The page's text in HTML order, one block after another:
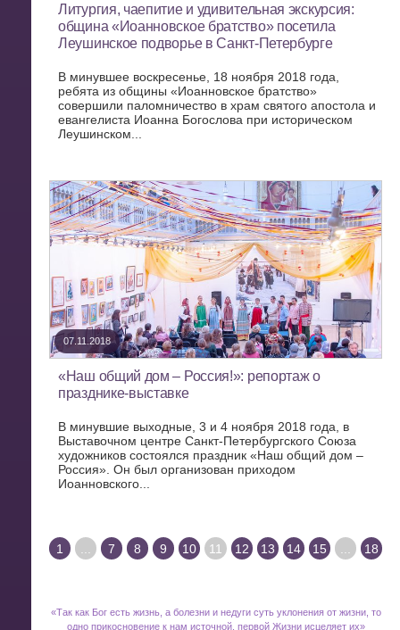
Литургия, чаепитие и удивительная экскурсия:
община «Иоанновское братство» посетила
Леушинское подворье в Санкт-Петербурге
В минувшее воскресенье, 18 ноября 2018 года,
ребята из общины «Иоанновское братство»
совершили паломничество в храм святого апостола и
евангелиста Иоанна Богослова при историческом
Леушинском...
07.11.2018
«Наш общий дом – Россия!»: репортаж о
празднике-выставке
В минувшие выходные, 3 и 4 ноября 2018 года, в
Выставочном центре Санкт-Петербургского Союза
художников состоялся праздник «Наш общий дом –
Россия». Он был организован приходом
Иоанновского...
1 7 8 9 10 11 12 13 14 15 18
«Так как Бог есть жизнь, а болезни и недуги суть уклонения от жизни, то
одно прикосновение к нам источной, первой Жизни исцеляет их»